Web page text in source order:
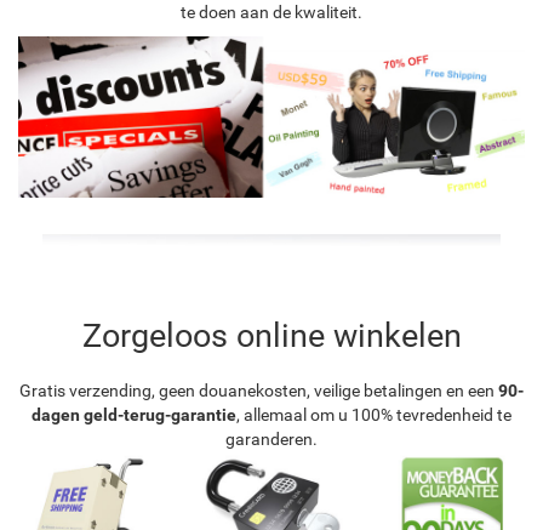
te doen aan de kwaliteit.
Zorgeloos online winkelen
Gratis verzending, geen douanekosten, veilige betalingen en een 90-
dagen geld-terug-garantie, allemaal om u 100% tevredenheid te
garanderen.